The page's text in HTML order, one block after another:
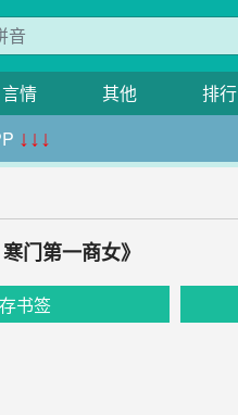
言情 其他 排行
↓↓↓
门第一商女》
存书签